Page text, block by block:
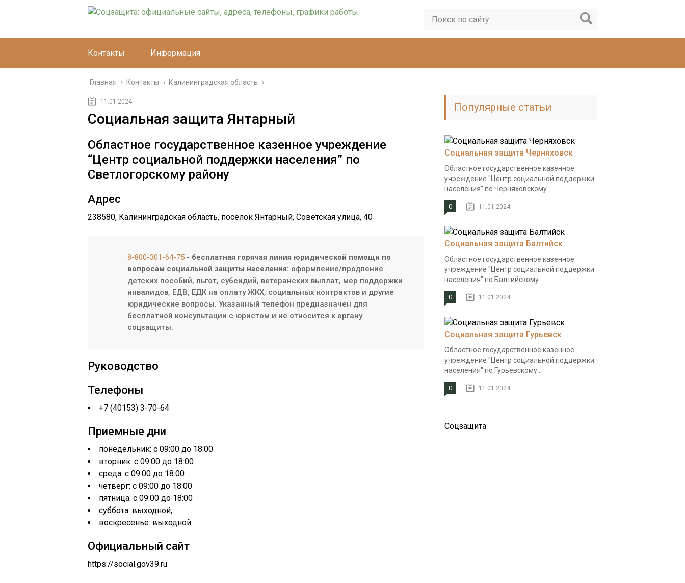
Контакты Информация
Главная › Контакты › Калининградская область ›
11.01.2024
Социальная защита Янтарный
Областное государственное казенное учреждение
“Центр социальной поддержки населения” по
Светлогорскому району
Адрес
238580, Калининградская область, поселок Янтарный, Советская улица, 40
8-800-301-64-75 - бесплатная горячая линия юридической помощи по
вопросам социальной защиты населения: оформление/продление
детских пособий, льгот, субсидий, ветеранских выплат, мер поддержки
инвалидов, ЕДВ, ЕДК на оплату ЖКХ, социальных контрактов и другие
юридические вопросы. Указанный телефон предназначен для
бесплатной консультации с юристом и не относится к органу
соцзащиты.
Руководство
Телефоны
+7 (40153) 3-70-64
Приемные дни
понедельник: с 09:00 до 18:00
вторник: с 09:00 до 18:00
среда: с 09:00 до 18:00
четверг: с 09:00 до 18:00
пятница: с 09:00 до 18:00
суббота: выходной;
воскресенье: выходной.
Официальный сайт
https://social.gov39.ru
Популярные статьи
Социальная защита Черняховск
Областное государственное казенное
учреждение "Центр социальной поддержки
населения" по Черняховскому...
0 11.01.2024
Социальная защита Балтийск
Областное государственное казенное
учреждение "Центр социальной поддержки
населения" по Балтийскому...
0 11.01.2024
Социальная защита Гурьевск
Областное государственное казенное
учреждение "Центр социальной поддержки
населения" по Гурьевскому...
0 11.01.2024
Соцзащита